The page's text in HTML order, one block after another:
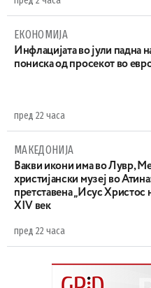
ЕКОНОМИЈА
Инфлацијата во јули падна
пониска од просекот во
пред 22 часа
МАКЕДОНИЈА
Вакви икони има во Лувр,
христијански музеј во
претставена „Исус Христос
XIV век
пред 22 часа